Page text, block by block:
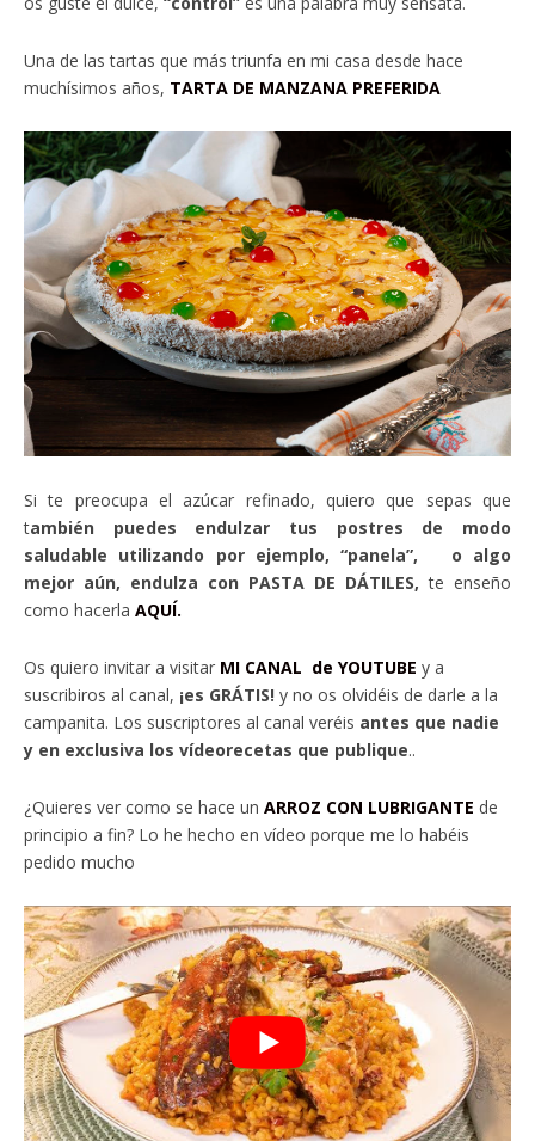
Una de las tartas que más triunfa en mi casa desde hace
muchísimos años, TARTA DE MANZANA PREFERIDA
Si te preocupa el azúcar refinado, quiero que sepas que
también puedes endulzar tus postres de modo
saludable utilizando por ejemplo, “panela”, o algo
mejor aún, endulza con PASTA DE DÁTILES,te enseño
como hacerla AQUÍ.
Os quiero invitar a visitar MI CANAL de YOUTUBE y a
suscribiros al canal, ¡es GRÁTIS! y no os olvidéis de darle a la
campanita. Los suscriptores al canal veréis antes que nadie
y en exclusiva los vídeorecetas que publique..
¿Quieres ver como se hace un ARROZ CON LUBRIGANTE de
principio a fin? Lo he hecho en vídeo porque me lo habéis
pedido mucho